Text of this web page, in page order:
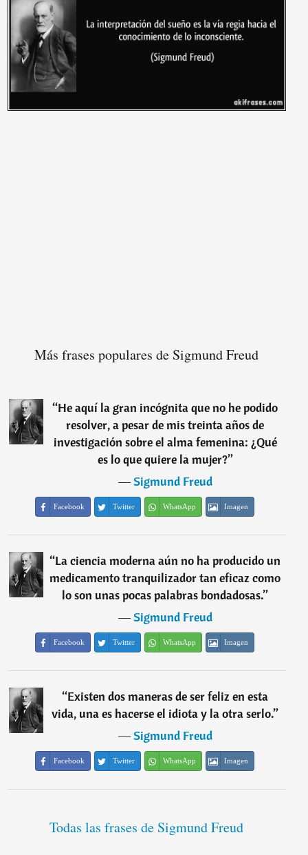
Más frases populares de Sigmund Freud
“He aquí la gran incógnita que no he podido
resolver, a pesar de mis treinta años de
investigación sobre el alma femenina: ¿Qué
es lo que quiere la mujer?”
―Sigmund Freud
Facebook Twitter WhatsApp Imagen
“La ciencia moderna aún no ha producido un
medicamento tranquilizador tan eficaz como
lo son unas pocas palabras bondadosas.”
―Sigmund Freud
Facebook Twitter WhatsApp Imagen
“Existen dos maneras de ser feliz en esta
vida, una es hacerse el idiota y la otra serlo.”
―Sigmund Freud
Facebook Twitter WhatsApp Imagen
Todas las frases de Sigmund Freud